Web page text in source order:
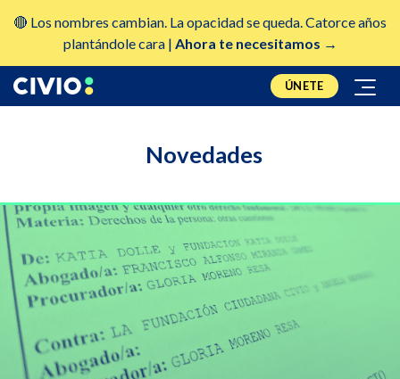
🔴 Los nombres cambian. La opacidad se queda. Catorce años
plantándole cara | Ahora te necesitamos →
ÚNETE
Novedades